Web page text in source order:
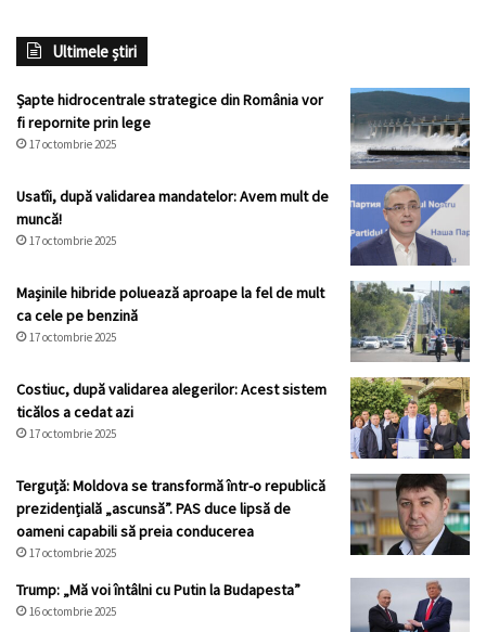
Ultimele știri
Șapte hidrocentrale strategice din România vor
fi repornite prin lege
17 octombrie 2025
Usatîi, după validarea mandatelor: Avem mult de
muncă!
17 octombrie 2025
Mașinile hibride poluează aproape la fel de mult
ca cele pe benzină
17 octombrie 2025
Costiuc, după validarea alegerilor: Acest sistem
ticălos a cedat azi
17 octombrie 2025
Terguță: Moldova se transformă într-o republică
prezidențială „ascunsă”. PAS duce lipsă de
oameni capabili să preia conducerea
17 octombrie 2025
Trump: „Mă voi întâlni cu Putin la Budapesta”
16 octombrie 2025